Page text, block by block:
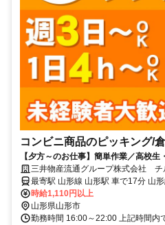
コンビニ商品のピッキング/
【夕方～のお仕事】簡単作業／高校
歓迎！／髪型&髪色自由！
三井物産流通グループ株式会社 チ
最寄駅 山形線 山形駅 車で17分 山
童駅 車で17分
時給1,110円以上
山形県山形市
勤務時間 16:00～22:00 上記時間内